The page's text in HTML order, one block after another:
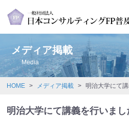
メディア掲載
Media
HOME > メディア掲載 > 明治大学にて
明治大学にて講義を行いまし